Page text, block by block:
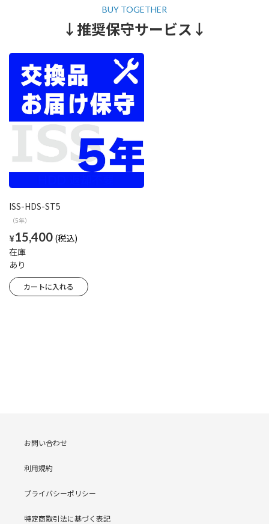
↓推奨保守サービス↓
ISS-HDS-ST5
（5年）
¥15,400
在庫
あり
お問い合わせ
利用規約
プライバシーポリシー
特定商取引法に基づく表記